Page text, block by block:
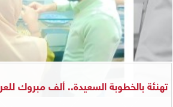
تهنئة بالخطوبة السعيدة.. ألف مبروك